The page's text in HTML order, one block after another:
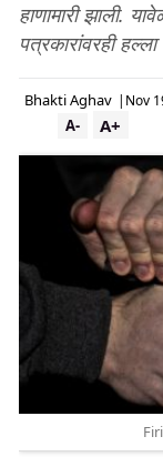
हाणामारी झाली.
पत्रकारांवरही
Bhakti Aghav | Nov
A+
A-